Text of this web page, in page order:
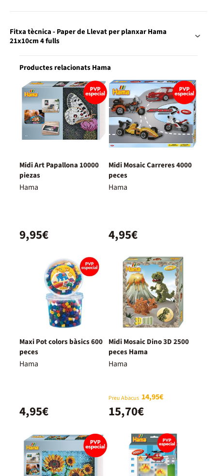
Fitxa tècnica - Paper de Llevat per planxar Hama
21x10cm 4 fulls
Productes relacionats Hama
Midi Art Papallona 10000
piezas
Hama
9,95€
Midi Mosaic Carreres 4000
peces
Hama
4,95€
Maxi Pot colors bàsics 600
peces
Hama
4,95€
Midi Mosaic Dino 3D 2500
peces Hama
Hama
Preu Abacus 14,95€
15,70€